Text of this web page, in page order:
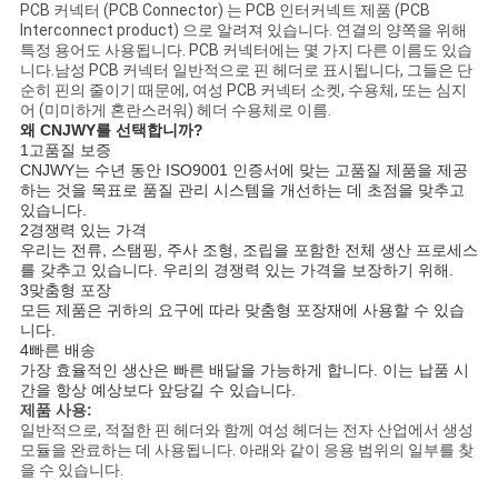
PCB 커넥터 (PCB Connector) 는 PCB 인터커넥트 제품 (PCB
Interconnect product) 으로 알려져 있습니다. 연결의 양쪽을 위해
특정 용어도 사용됩니다. PCB 커넥터에는 몇 가지 다른 이름도 있습
니다.남성 PCB 커넥터 일반적으로 핀 헤더로 표시됩니다, 그들은 단
순히 핀의 줄이기 때문에, 여성 PCB 커넥터 소켓, 수용체, 또는 심지
어 (미미하게 혼란스러워) 헤더 수용체로 이름.
왜 CNJWY를 선택합니까?
1고품질 보증
CNJWY는 수년 동안 ISO9001 인증서에 맞는 고품질 제품을 제공
하는 것을 목표로 품질 관리 시스템을 개선하는 데 초점을 맞추고
있습니다.
2경쟁력 있는 가격
우리는 전류, 스탬핑, 주사 조형, 조립을 포함한 전체 생산 프로세스
를 갖추고 있습니다. 우리의 경쟁력 있는 가격을 보장하기 위해.
3맞춤형 포장
모든 제품은 귀하의 요구에 따라 맞춤형 포장재에 사용할 수 있습
니다.
4빠른 배송
가장 효율적인 생산은 빠른 배달을 가능하게 합니다. 이는 납품 시
간을 항상 예상보다 앞당길 수 있습니다.
제품 사용:
일반적으로, 적절한 핀 헤더와 함께 여성 헤더는 전자 산업에서 생성
모듈을 완료하는 데 사용됩니다. 아래와 같이 응용 범위의 일부를 찾
을 수 있습니다.